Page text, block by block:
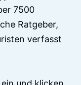
7500
Ratgeber,
verfasst